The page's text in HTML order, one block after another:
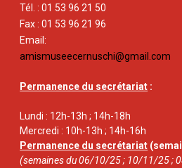
Tél. : 01 53 96 21 50
Fax : 01 53 96 21 96
Email:
amismuseecernuschi@gmail.com
Permanence du secrétariat :
Lundi : 12h-13h ; 14h-18h
Mercredi : 10h-13h ; 14h-16h
Permanence du secrétariat
(semaines du 06/10/25 ; 10/11/25 ;